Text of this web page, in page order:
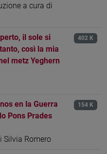
a cura di
il sole si
così la mia
metz Yeghern
402 K
en la Guerra
Pons Prades
Silvia Romero
154 K